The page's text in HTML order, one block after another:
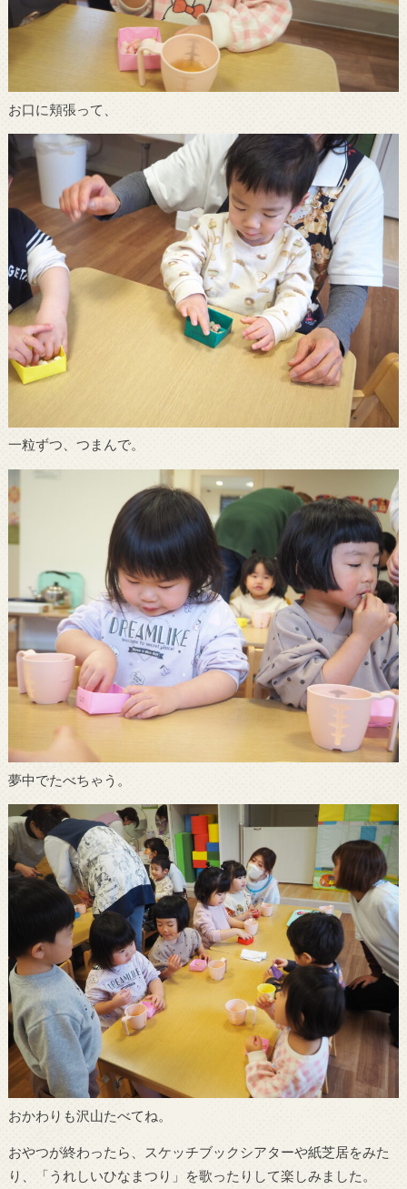
お口に頬張って、
一粒ずつ、つまんで。
夢中でたべちゃう。
おかわりも沢山たべてね。
おやつが終わったら、スケッチブックシアターや紙芝居をみた
り、「うれしいひなまつり」を歌ったりして楽しみました。